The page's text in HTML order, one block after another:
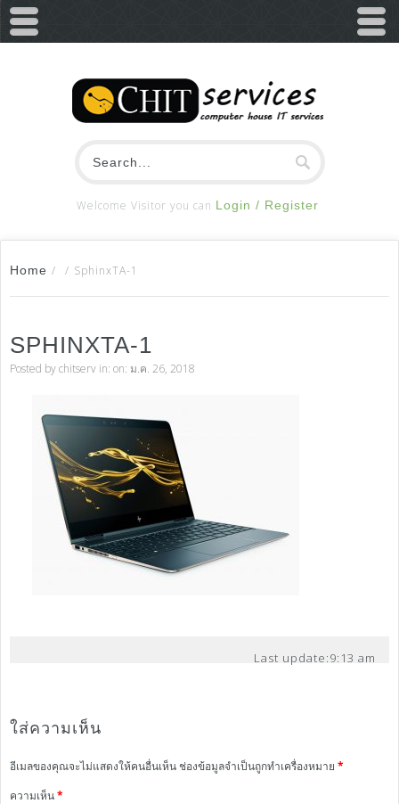
Welcome Visitor you can Login / Register
Home / / SphinxTA-1
SPHINXTA-1
Posted bychitserv in: on: ม.ค. 26, 2018
Last update:9:13 am
ใส่ความเห็น
อีเมลของคุณจะไม่แสดงให้คนอื่นเห็นช่องข้อมูลจำเป็นถูกทำเครื่องหมาย *
ความเห็น*